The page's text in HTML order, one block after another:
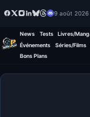
9 août 2026
News Tests
Livres/
Événements
Séries/Films
Bons Plans